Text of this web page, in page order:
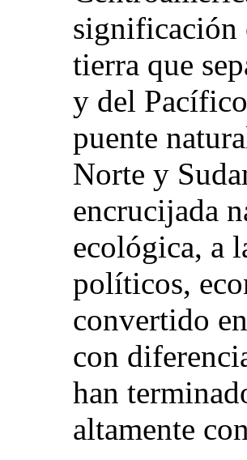
significación
tierra que
y del
puente
Norte y
encrucijada
ecológica, a
políticos,
convertido
con
han
altamente